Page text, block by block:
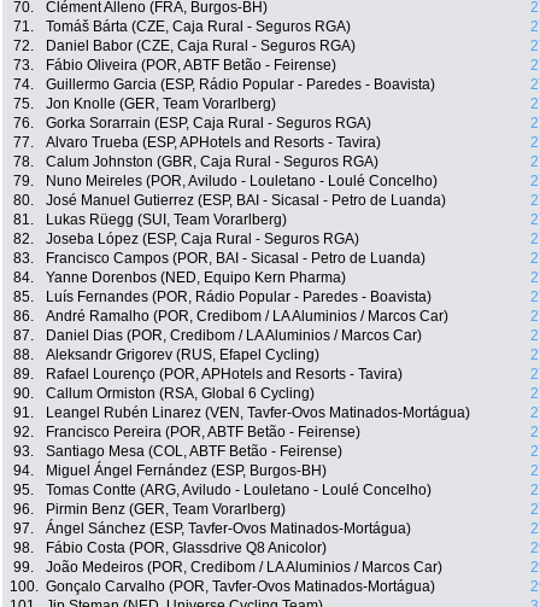
70.
Clément Alleno (FRA, Burgos-BH)
71.
Tomáš Bárta (CZE, Caja Rural - Seguros RGA)
72.
Daniel Babor (CZE, Caja Rural - Seguros RGA)
73.
Fábio Oliveira (POR, ABTF Betão - Feirense)
74.
Guillermo Garcia (ESP, Rádio Popular - Paredes - Boavista)
75.
Jon Knolle (GER, Team Vorarlberg)
76.
Gorka Sorarrain (ESP, Caja Rural - Seguros RGA)
77.
Alvaro Trueba (ESP, APHotels and Resorts - Tavira)
78.
Calum Johnston (GBR, Caja Rural - Seguros RGA)
79.
Nuno Meireles (POR, Aviludo - Louletano - Loulé Concelho)
80.
José Manuel Gutierrez (ESP, BAI - Sicasal - Petro de Luanda)
81.
Lukas Rüegg (SUI, Team Vorarlberg)
82.
Joseba López (ESP, Caja Rural - Seguros RGA)
83.
Francisco Campos (POR, BAI - Sicasal - Petro de Luanda)
84.
Yanne Dorenbos (NED, Equipo Kern Pharma)
85.
Luís Fernandes (POR, Rádio Popular - Paredes - Boavista)
86.
André Ramalho (POR, Credibom / LA Aluminios / Marcos Car)
87.
Daniel Dias (POR, Credibom / LA Aluminios / Marcos Car)
88.
Aleksandr Grigorev (RUS, Efapel Cycling)
89.
Rafael Lourenço (POR, APHotels and Resorts - Tavira)
90.
Callum Ormiston (RSA, Global 6 Cycling)
91.
Leangel Rubén Linarez (VEN, Tavfer-Ovos Matinados-Mortágua)
92.
Francisco Pereira (POR, ABTF Betão - Feirense)
93.
Santiago Mesa (COL, ABTF Betão - Feirense)
94.
Miguel Ángel Fernández (ESP, Burgos-BH)
95.
Tomas Contte (ARG, Aviludo - Louletano - Loulé Concelho)
96.
Pirmin Benz (GER, Team Vorarlberg)
97.
Ángel Sánchez (ESP, Tavfer-Ovos Matinados-Mortágua)
98.
Fábio Costa (POR, Glassdrive Q8 Anicolor)
99.
João Medeiros (POR, Credibom / LA Aluminios / Marcos Car)
100. Gonçalo Carvalho (POR, Tavfer-Ovos Matinados-Mortágua)